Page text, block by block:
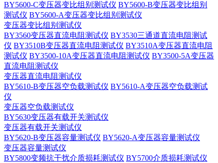
BY5600-C变压器变比组别测试仪 BY5600-B变压器变比组别
测试仪 BY5600-A变压器变比组别测试仪
变压器变比组别测试仪
BY3560变压器直流电阻测试仪 BY3530三通道直流电阻测试
仪 BY3510B变压器直流电阻测试仪 BY3510A变压器直流电阻
测试仪 BY3500-10A变压器直流电阻测试仪 BY3500-5A变压器
直流电阻测试仪
变压器直流电阻测试仪
BY5610-B变压器空负载测试仪 BY5610-A变压器空负载测试
仪
变压器空负载测试仪
BY5630变压器有载开关测试仪
变压器有载开关测试仪
BY5620-B变压器容量测试仪 BY5620-A变压器容量测试仪
变压器容量测试仪
BY5800变频抗干扰介质损耗测试仪 BY5700介质损耗测试仪